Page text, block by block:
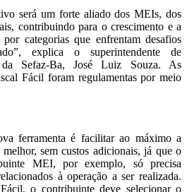
será um forte aliado dos MEIs, dos
contribuindo para o crescimento e a
categorias que enfrentam desafios
explica o superintendente de
da Sefaz-Ba, José Luiz Souza. As
Fácil foram regulamentas por meio
ferramenta é facilitar ao máximo a
sem custos adicionais, já que o
MEI, por exemplo, só precisa
à operação a ser realizada.
o contribuinte deve selecionar o